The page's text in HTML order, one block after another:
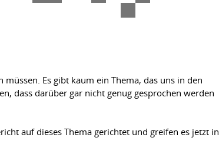
Es gibt kaum ein Thema, das uns in den
dass darüber gar nicht genug gesprochen werden
auf dieses Thema gerichtet und greifen es jetzt in